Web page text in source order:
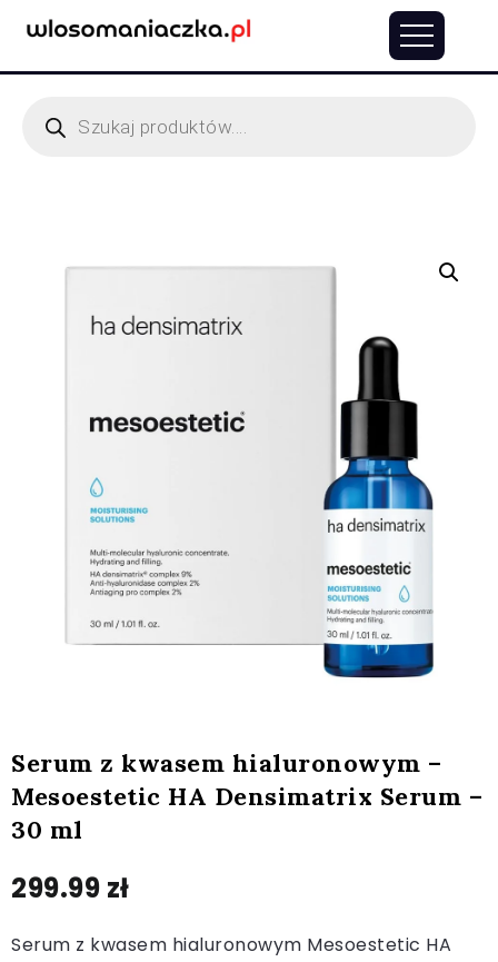
Serum z kwasem hialuronowym –
Mesoestetic HA Densimatrix Serum –
30 ml
299.99 zł
Serum z kwasem hialuronowym Mesoestetic HA